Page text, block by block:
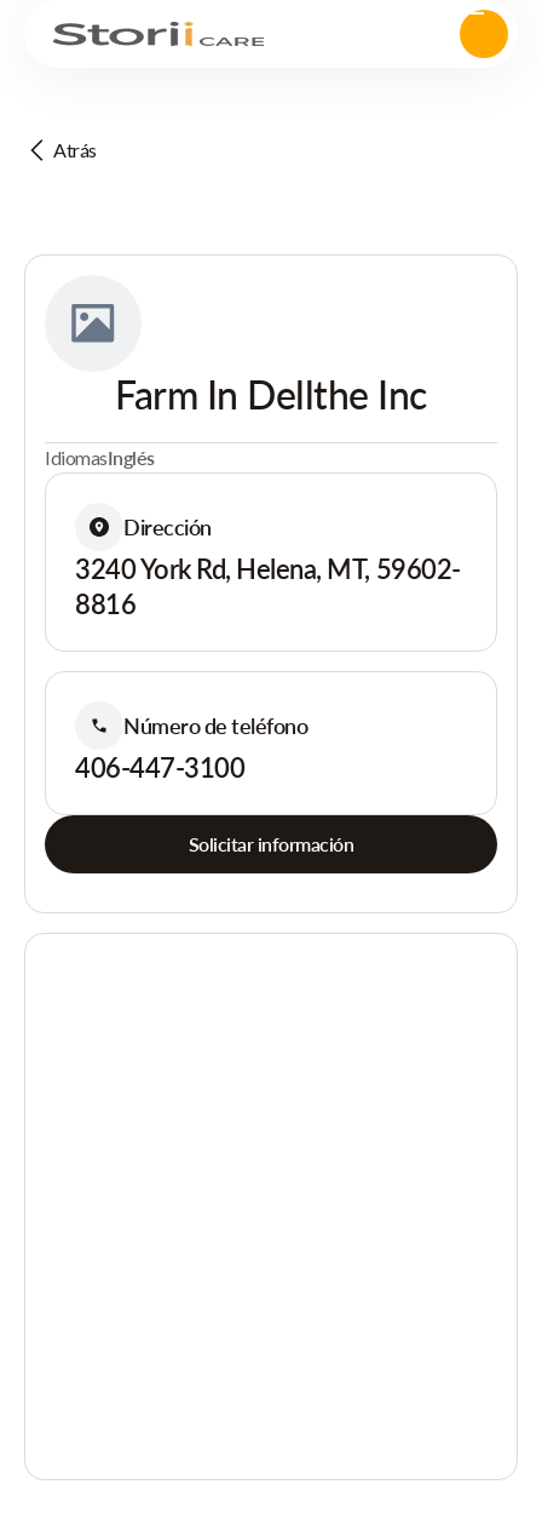
Atrás
Farm In Dellthe Inc
IdiomasInglés
Dirección
3240 York Rd, Helena, MT, 59602-
8816
Número de teléfono
406-447-3100
Solicitar información